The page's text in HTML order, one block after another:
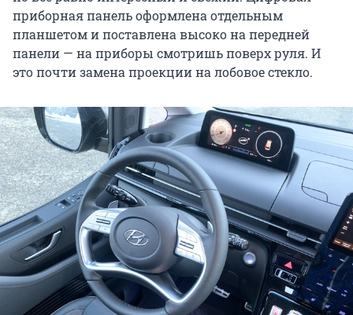
приборная панель оформлена отдельным
планшетом и поставлена высоко на передней
панели — на приборы смотришь поверх руля. И
это почти замена проекции на лобовое стекло.